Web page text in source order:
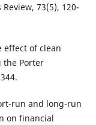
73(5), 120-
effect of clean
Porter
run and long-run
on financial